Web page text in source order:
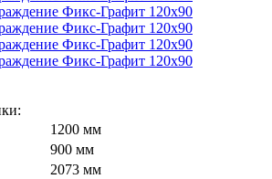
1200 мм
900 мм
2073 мм